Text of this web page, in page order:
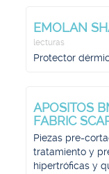
EMOLAN
lecturas
Protector
APOSITOS
FABRIC
Piezas pre-
tratamiento y
hipertróficas y